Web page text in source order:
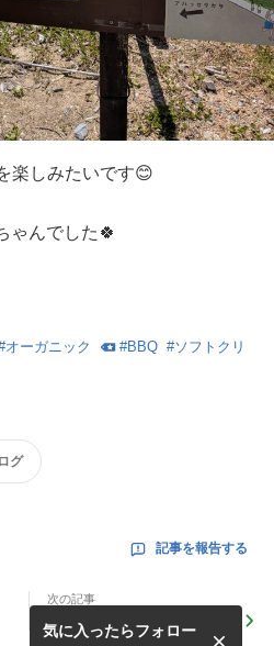
楽しみたいです😊
ゃんでした🍀
オーガニック #BBQ #ソフトクリ
グ
記事を報告する
次の記事
気に入ったらフォロー